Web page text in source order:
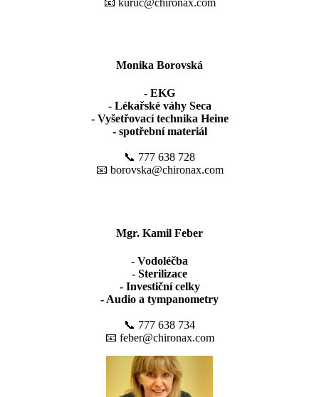
Monika Borovská
- EKG
- Lékařské váhy Seca
- Vyšetřovací technika Heine
- spotřební materiál
📞 777 638 728
📧 borovska@chironax.com
Mgr. Kamil Feber
- Vodoléčba
- Sterilizace
- Investiční celky
- Audio a tympanometry
📞 777 638 734
📧 feber@chironax.com